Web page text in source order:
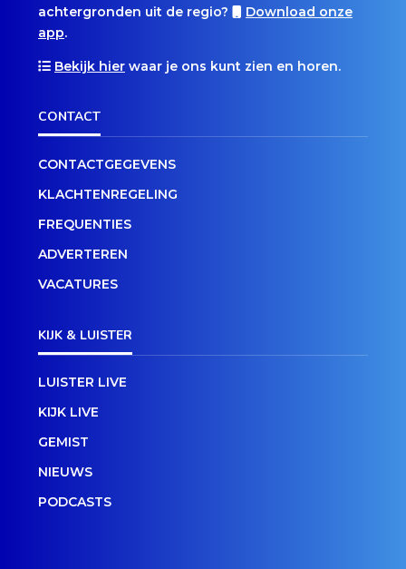
achtergronden uit de regio?
Download onze
app.
Bekijk hier waar je ons kunt zien en horen.
CONTACT
CONTACTGEGEVENS
KLACHTENREGELING
FREQUENTIES
ADVERTEREN
VACATURES
KIJK & LUISTER
LUISTER LIVE
KIJK LIVE
GEMIST
NIEUWS
PODCASTS